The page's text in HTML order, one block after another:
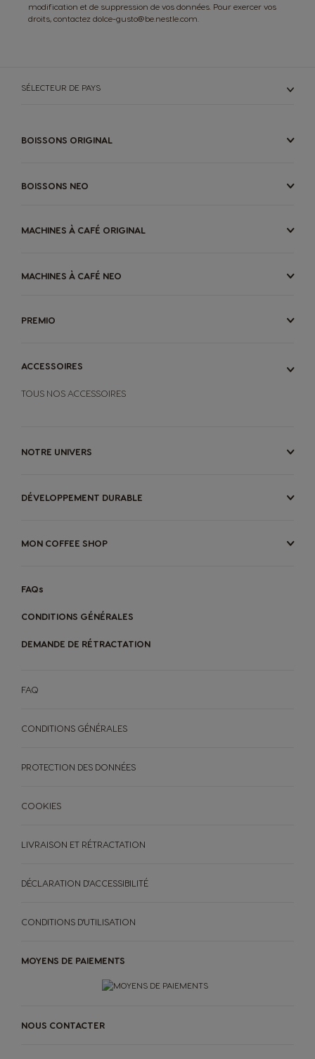
modification et de suppression de vos données. Pour exercer vos
droits, contactez dolce-gusto@be.nestle.com.
SÉLECTEUR DE PAYS
BOISSONS ORIGINAL
BOISSONS NEO
MACHINES À CAFÉ ORIGINAL
MACHINES À CAFÉ NEO
PREMIO
ACCESSOIRES
TOUS NOS ACCESSOIRES
NOTRE UNIVERS
DÉVELOPPEMENT DURABLE
MON COFFEE SHOP
FAQs
CONDITIONS GÉNÉRALES
DEMANDE DE RÉTRACTATION
MOYENS DE PAIEMENTS
NOUS CONTACTER
FAQ
CONDITIONS GÉNÉRALES
PROTECTION DES DONNÉES
COOKIES
LIVRAISON ET RÉTRACTATION
DÉCLARATION D'ACCESSIBILITÉ
CONDITIONS D'UTILISATION